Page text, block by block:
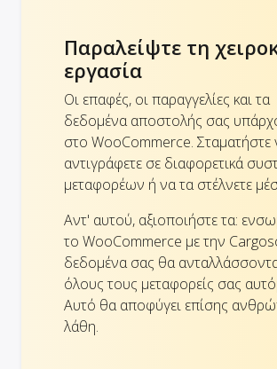
Παραλείψτε τη
εργασία
Οι επαφές, οι παραγγελίες και τα
δεδομένα αποστολής σας
στο WooCommerce. Σταματήστε
αντιγράφετε σε διαφορετικά
μεταφορέων ή να τα στέλνετε
Αντ' αυτού, αξιοποιήστε τα:
το WooCommerce με την
δεδομένα σας θα
όλους τους μεταφορείς σας
Αυτό θα αποφύγει επίσης
λάθη.